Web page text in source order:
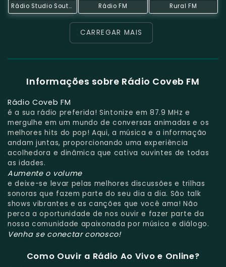
Rádio Studio Souto - Jovem Guarda Rádio FM Rural FM
CARREGAR MAIS
Informações sobre Rádio Coveb FM
Rádio Coveb FM
é a sua rádio preferida! Sintonize em 87.9 MHz e
mergulhe em um mundo de conversas animadas e os
melhores hits do pop! Aqui, a música e a informação
andam juntas, proporcionando uma experiência
acolhedora e dinâmica que cativa ouvintes de todas
as idades.
Aumente o volume
e deixe-se levar pelas melhores discussões e trilhas
sonoras que fazem parte do seu dia a dia. São talk
shows vibrantes e as canções que você ama! Não
perca a oportunidade de nos ouvir e fazer parte da
nossa comunidade apaixonada por música e diálogo.
Venha se conectar conosco!
Como Ouvir a Rádio Ao Vivo e Online?